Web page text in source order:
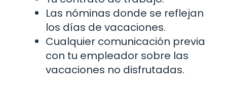
Las nóminas donde se reflejan
los días de vacaciones.
Cualquier comunicación previa
con tu empleador sobre las
vacaciones no disfrutadas.